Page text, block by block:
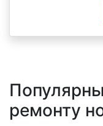
ремонту